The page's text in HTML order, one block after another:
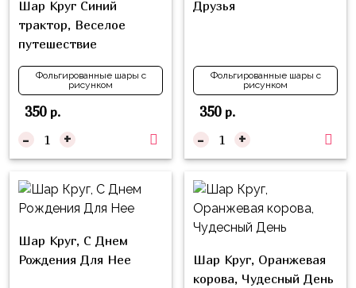
Шар Круг Синий
трактор, Веселое
путешествие
Фольгированные шары с
рисунком
350р.
- +
Друзья
Фольгированные шары с
рисунком
350р.
- +
Шар Круг, С Днем
Рождения Для Нее
Шар Круг, Оранжевая
корова, Чудесный День
Куклы
ЛОЛ
Него
Для
Мишка
Транспорт
Техника
Животные